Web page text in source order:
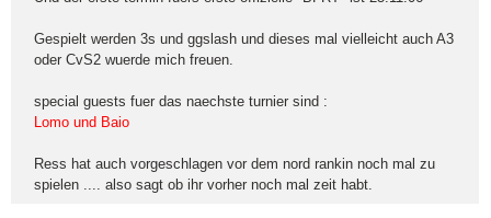
Gespielt werden 3s und ggslash und dieses mal vielleicht auch A3
oder CvS2 wuerde mich freuen.
special guests fuer das naechste turnier sind :
Lomo und Baio
Ress hat auch vorgeschlagen vor dem nord rankin noch mal zu
spielen .... also sagt ob ihr vorher noch mal zeit habt.